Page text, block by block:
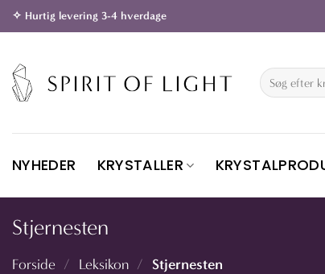
Fortsæt
til
✧ Hurtig levering 3-4 hverdage
Søg
efter:
NYHEDER KRYSTALLER
Stjernesten
Forside / Leksikon / Stjernesten